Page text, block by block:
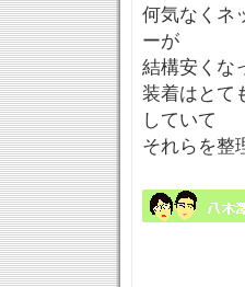
何気なくネ
ーが
結構安くな
装着はとて
していて
それらを整